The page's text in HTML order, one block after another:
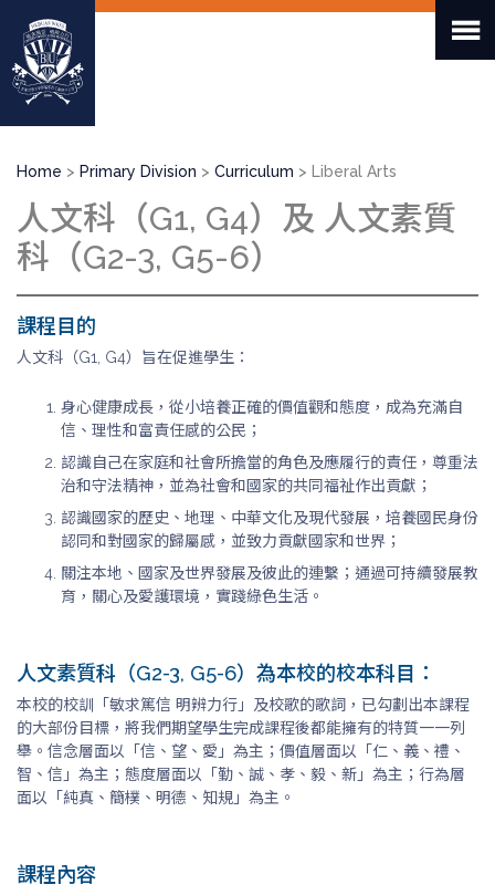
main
content
Breadcrumb
Home Primary Division Curriculum Liberal Arts
人文科（G1, G4）及 人文素質
科（G2-3, G5-6）
課程目的
人文科（G1, G4）旨在促進學生：
身心健康成長，從小培養正確的價值觀和態度，成為充滿自
信、理性和富責任感的公民；
認識自己在家庭和社會所擔當的角色及應履行的責任，尊重法
治和守法精神，並為社會和國家的共同福祉作出貢獻；
認識國家的歷史、地理、中華文化及現代發展，培養國民身份
認同和對國家的歸屬感，並致力貢獻國家和世界；
關注本地、國家及世界發展及彼此的連繫；通過可持續發展教
育，關心及愛護環境，實踐綠色生活。
人文素質科（G2-3, G5-6）為本校的校本科目：
本校的校訓「敏求篤信 明辨力行」及校歌的歌詞，已勾劃出本課程
的大部份目標，將我們期望學生完成課程後都能擁有的特質一一列
舉。信念層面以「信、望、愛」為主；價值層面以「仁、義、禮、
智、信」為主；態度層面以「勤、誠、孝、毅、新」為主；行為層
面以「純真、簡樸、明德、知規」為主。
課程內容